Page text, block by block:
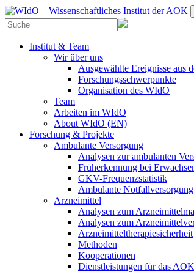
Institut & Team
Wir über uns
Ausgewählte Ereignisse aus
Forschungsschwerpunkte
Organisation des WIdO
Team
Arbeiten im WIdO
About WIdO (EN)
Forschung & Projekte
Ambulante Versorgung
Analysen zur ambulanten
Früherkennung bei
GKV-Frequenzstatistik
Ambulante Notfallversorgung
Arzneimittel
Analysen zum
Analysen zum
Arzneimitteltherapiesicherheit
Methoden
Kooperationen
Dienstleistungen für das